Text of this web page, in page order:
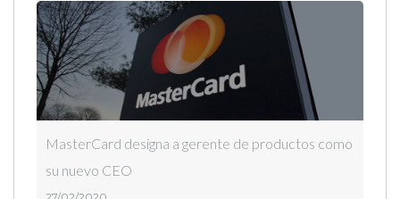
MasterCard designa a gerente de productos como
su nuevo CEO